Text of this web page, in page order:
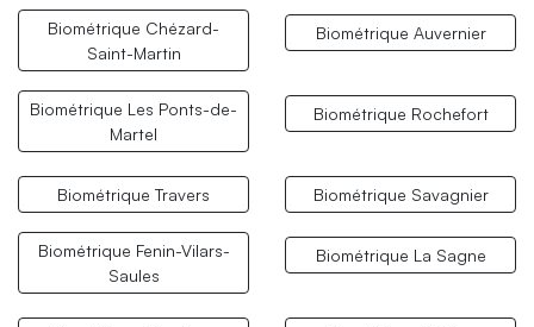
Biométrique Chézard-
Saint-Martin
Biométrique Auvernier
Biométrique Les Ponts-de-
Martel
Biométrique Rochefort
Biométrique Travers Biométrique Savagnier
Biométrique Fenin-Vilars-
Saules
Biométrique La Sagne